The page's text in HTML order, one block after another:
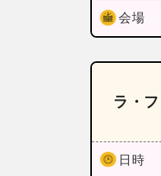
会場
ラ・
日時